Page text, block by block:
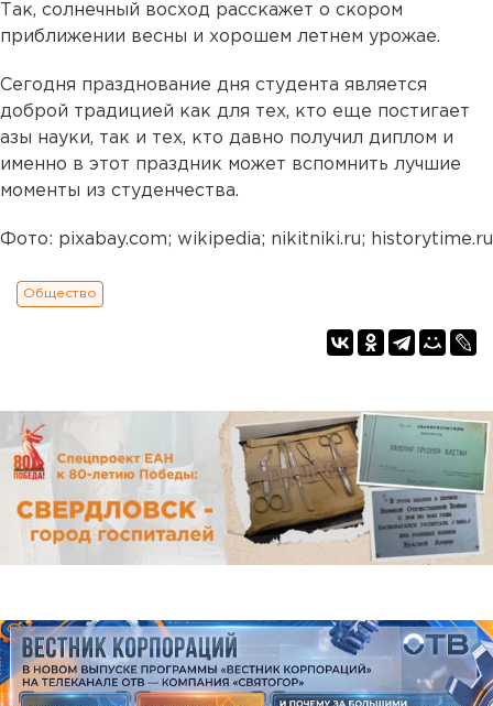
Так, солнечный восход расскажет о скором
приближении весны и хорошем летнем урожае.
Сегодня празднование дня студента является
доброй традицией как для тех, кто еще постигает
азы науки, так и тех, кто давно получил диплом и
именно в этот праздник может вспомнить лучшие
моменты из студенчества.
Фото: pixabay.com; wikipedia; nikitniki.ru; historytime.ru
Общество